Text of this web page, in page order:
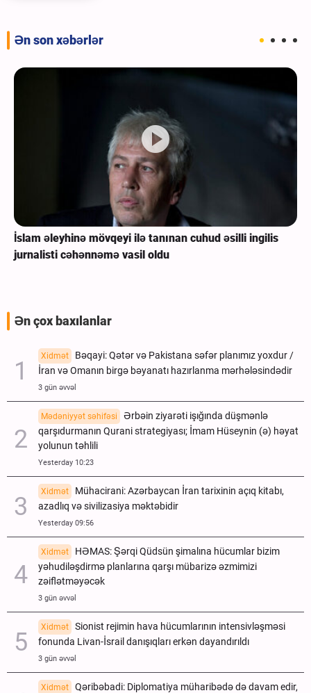
Ən son xəbərlər
İslam əleyhinə mövqeyi ilə tanınan cuhud əsilli ingilis
jurnalisti cəhənnəmə vasil oldu
Ən çox baxılanlar
Xidmət
Bəqayi: Qətər və Pakistana səfər planımız yoxdur /
İran və Omanın birgə bəyanatı hazırlanma mərhələsindədir
3 gün əvvəl
Mədəniyyət səhifəsi
Ərbəin ziyarəti işığında düşmənlə
qarşıdurmanın Qurani strategiyası; İmam Hüseynin (ə) həyat
yolunun təhlili
Yesterday 10:23
Xidmət
Mühacirani: Azərbaycan İran tarixinin açıq kitabı,
azadlıq və sivilizasiya məktəbidir
Yesterday 09:56
Xidmət
HƏMAS: Şərqi Qüdsün şimalına hücumlar bizim
yəhudiləşdirmə planlarına qarşı mübarizə əzmimizi
zəiflətməyəcək
3 gün əvvəl
Xidmət
Sionist rejimin hava hücumlarının intensivləşməsi
fonunda Livan-İsrail danışıqları erkən dayandırıldı
3 gün əvvəl
Xidmət
Qəribəbadi: Diplomatiya müharibədə də davam edir,